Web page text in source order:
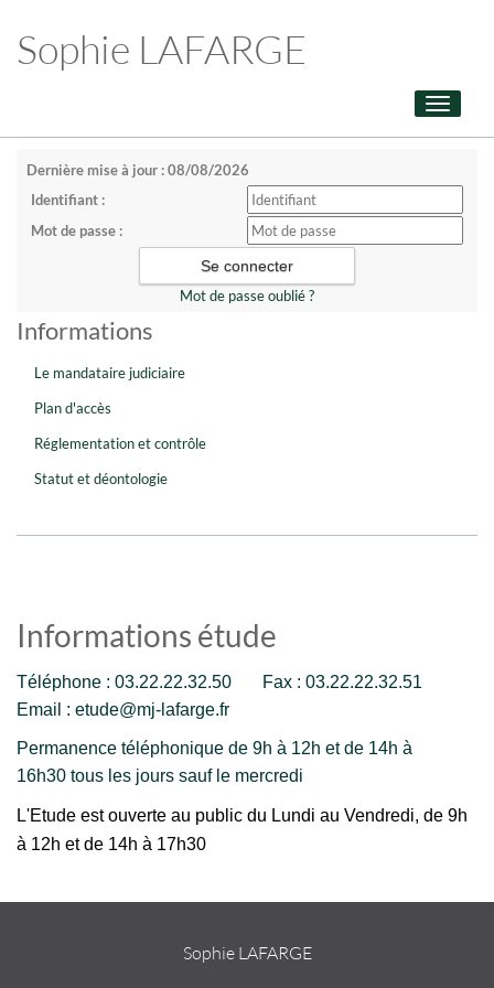
Sophie LAFARGE
Toggle
Dernière mise à jour : 08/08/2026
Identifiant :
Mot de passe :
Mot de passe oublié ?
Informations
Le mandataire judiciaire
Plan d'accès
Réglementation et contrôle
Statut et déontologie
Informations étude
Téléphone : 03.22.22.32.50 Fax : 03.22.22.32.51
Email : etude@mj-lafarge.fr
Permanence téléphonique de 9h à 12h et de 14h à
16h30 tous les jours sauf le mercredi
L'Etude est ouverte au public du Lundi au Vendredi, de 9h
à 12h et de 14h à 17h30
Sophie LAFARGE